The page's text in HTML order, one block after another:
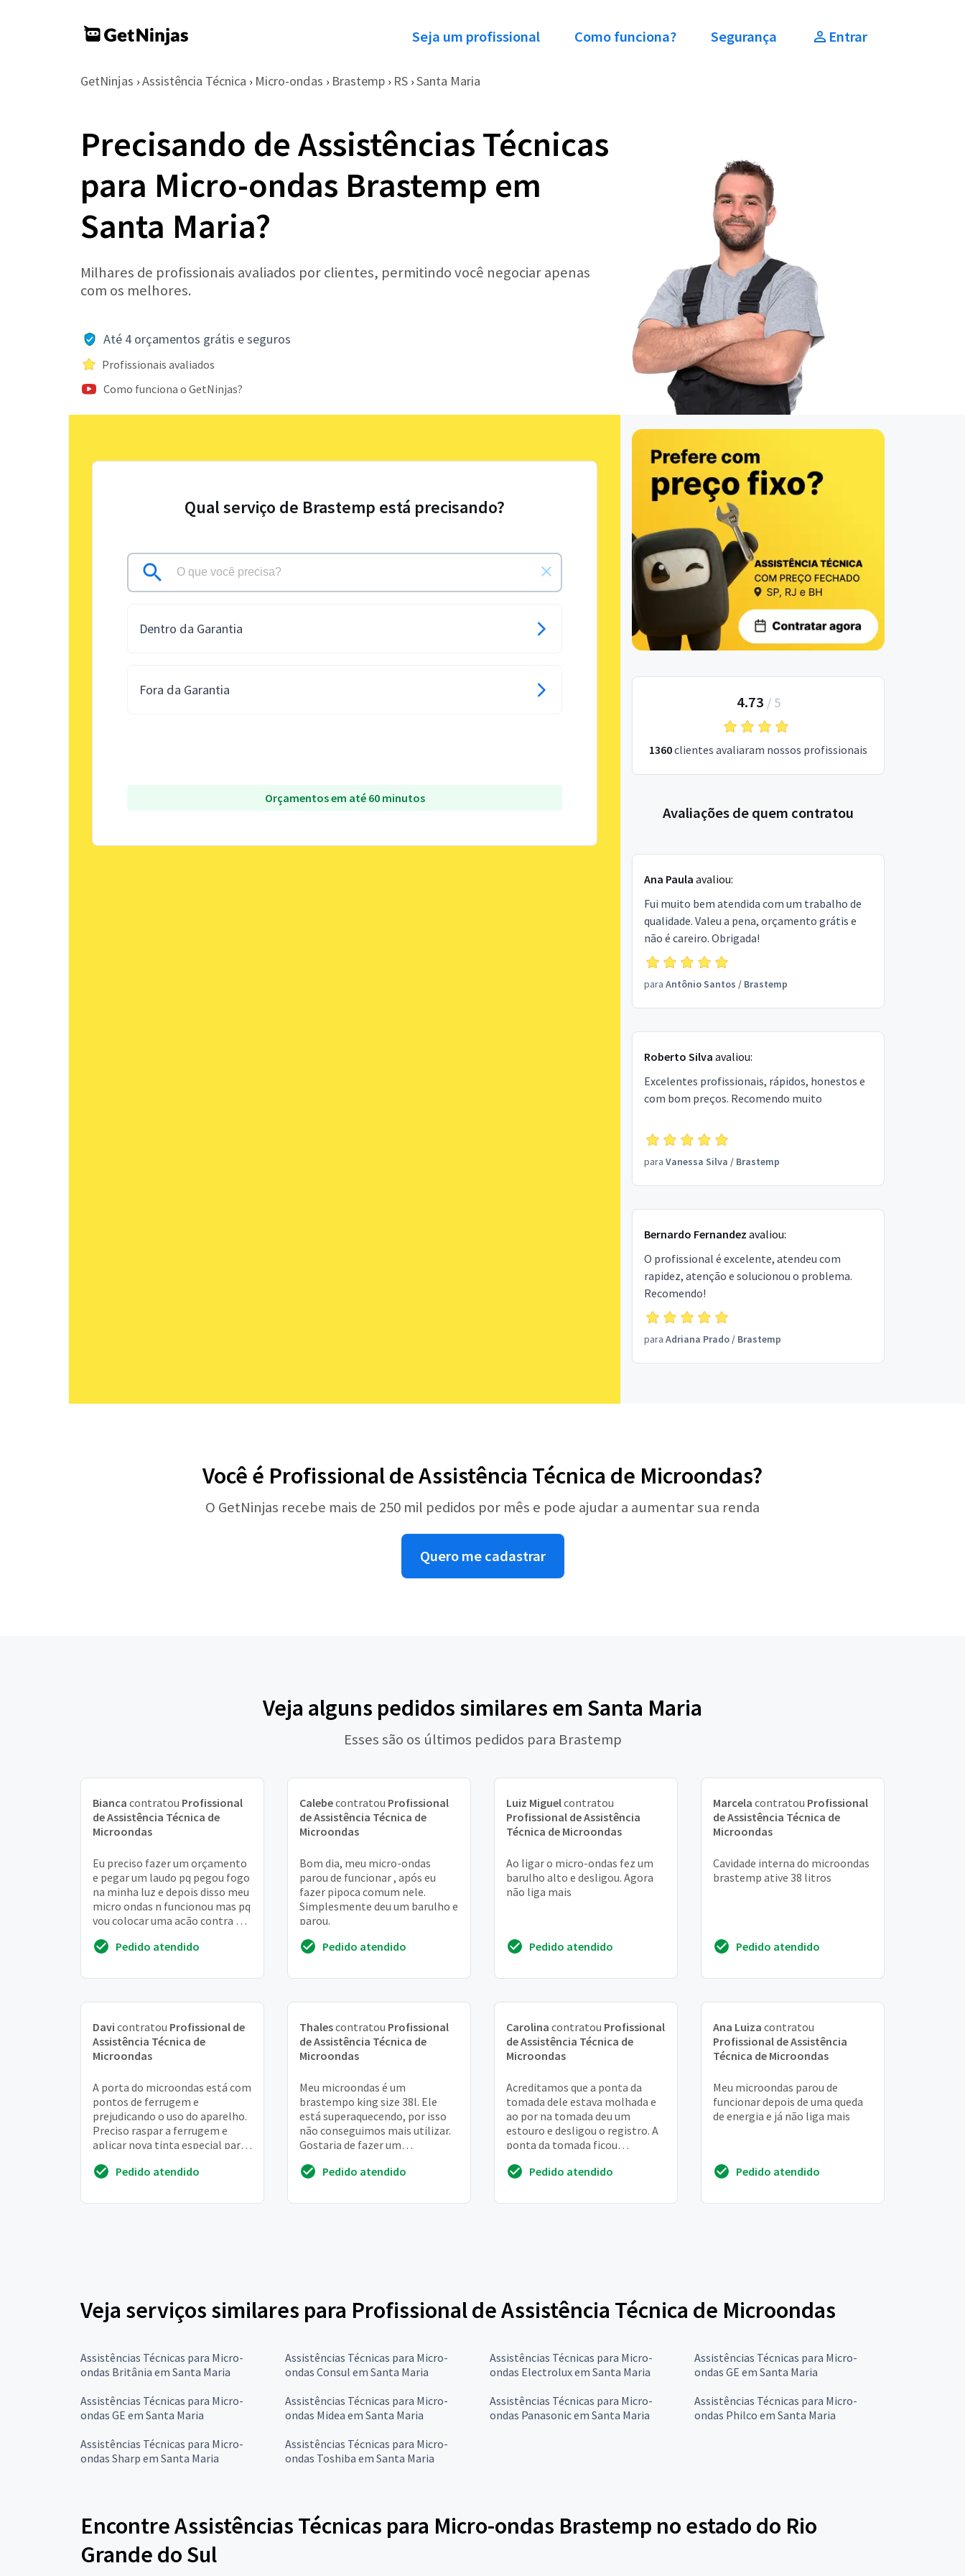
Seja um profissional Como funciona? Segurança Entrar
GetNinjas › Assistência Técnica › Micro-ondas › Brastemp › RS › Santa Maria
Precisando de Assistências Técnicas
para Micro-ondas Brastemp em
Santa Maria?
Milhares de profissionais avaliados por clientes, permitindo você negociar apenas
com os melhores.
Até 4 orçamentos grátis e seguros
Profissionais avaliados
Como funciona o GetNinjas?
Qual serviço de Brastemp está precisando?
Dentro da Garantia
Fora da Garantia
Orçamentos em até 60 minutos
4.73 / 5
1360clientes avaliaram nossos profissionais
Avaliações de quem contratou
Ana Paula avaliou:
Fui muito bem atendida com um trabalho de
qualidade. Valeu a pena, orçamento grátis e
não é careiro. Obrigada!
para Antônio Santos / Brastemp
Roberto Silva avaliou:
Excelentes profissionais, rápidos, honestos e
com bom preços. Recomendo muito
para Vanessa Silva / Brastemp
Bernardo Fernandez avaliou:
O profissional é excelente, atendeu com
rapidez, atenção e solucionou o problema.
Recomendo!
para Adriana Prado/ Brastemp
Você é Profissional de Assistência Técnica de Microondas?
O GetNinjas recebe mais de 250 mil pedidos por mês e pode ajudar a aumentar sua renda
Quero me cadastrar
Veja alguns pedidos similares em Santa Maria
Esses são os últimos pedidos para Brastemp
Bianca contratou Profissional
de Assistência Técnica de
Microondas
Eu preciso fazer um orçamento
e pegar um laudo pq pegou fogo
na minha luz e depois disso meu
micro ondas n funcionou mas pq
vou colocar uma ação contra a
Pedido atendido
Calebecontratou Profissional
de Assistência Técnica de
Microondas
Bom dia, meu micro-ondas
parou de funcionar , após eu
fazer pipoca comum nele.
Simplesmente deu um barulho e
parou.
Pedido atendido
Luiz Miguelcontratou
Profissional de Assistência
Técnica de Microondas
Ao ligar o micro-ondas fez um
barulho alto e desligou. Agora
não liga mais
Pedido atendido
Marcela contratou Profissional
de Assistência Técnica de
Microondas
Cavidade interna do microondas
brastemp ative 38 litros
Pedido atendido
Davi contratou Profissional de
Assistência Técnica de
Microondas
A porta do microondas está com
pontos de ferrugem e
prejudicando o uso do aparelho.
Preciso raspar a ferrugem e
aplicar nova tinta especial para
Pedido atendido
Thalescontratou Profissional
de Assistência Técnica de
Microondas
Meu microondas é um
brastempo king size 38l. Ele
está superaquecendo, por isso
não conseguimos mais utilizar.
Gostaria de fazer um
Obrigada,Pedido atendido
Carolina contratou Profissional
de Assistência Técnica de
Microondas
Acreditamos que a ponta da
tomada dele estava molhada e
ao por na tomada deu um
estouro e desligou o registro. A
ponta da tomada ficou
chegou a estragar alg...
Pedido atendido
Ana Luiza contratou
Profissional de Assistência
Técnica de Microondas
Meu microondas parou de
funcionar depois de uma queda
de energia e já não liga mais
Pedido atendido
Veja serviços similares para Profissional de Assistência Técnica de Microondas
Assistências Técnicas para Micro-
ondas Britânia em Santa Maria
Assistências Técnicas para Micro-
ondas Consul em Santa Maria
Assistências Técnicas para Micro-
ondas Electrolux em Santa Maria
Assistências Técnicas para Micro-
ondas GE em Santa Maria
Assistências Técnicas para Micro-
ondas GE em Santa Maria
Assistências Técnicas para Micro-
ondas Midea em Santa Maria
Assistências Técnicas para Micro-
ondas Panasonic em Santa Maria
Assistências Técnicas para Micro-
ondas Philco em Santa Maria
Assistências Técnicas para Micro-
ondas Sharp em Santa Maria
Assistências Técnicas para Micro-
ondas Toshiba em Santa Maria
Encontre Assistências Técnicas para Micro-ondas Brastemp no estado do Rio
Grande do Sul